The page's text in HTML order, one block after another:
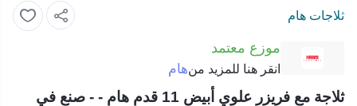
ثلاجات هام
موزع معتمد
انقر هنا للمزيد منهام
ثلاجة مع فريزر علوي أبيض 11 قدم هام - - صنع في